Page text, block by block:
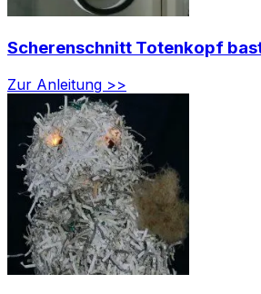
Scherenschnitt Totenkopf
Zur Anleitung >>